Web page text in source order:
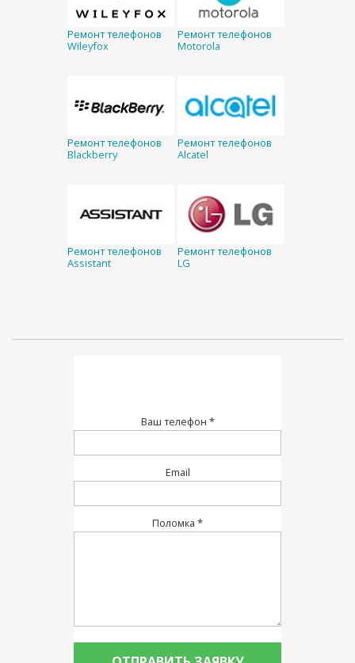
Ремонт телефонов
Wileyfox
Ремонт телефонов
Motorola
Ремонт телефонов
Blackberry
Ремонт телефонов
Alcatel
Ремонт телефонов
Assistant
Ремонт телефонов
LG
Ваш телефон *
Email
Поломка *